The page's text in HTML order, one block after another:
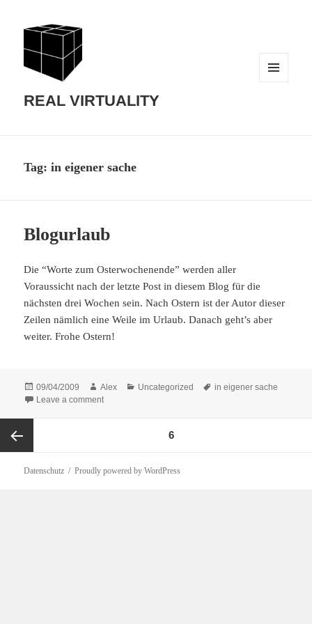
REAL VIRTUALITY
Tag:in eigener sache
Blogurlaub
Die “Worte zum Osterwochenende” werden aller
Voraussicht nach der letzte Post in diesem Blog für die
nächsten drei Wochen sein. Nach Ostern ist der Autor dieser
Zeilen nämlich eine Weile im Urlaub. Danach geht’s aber
weiter. Frohe Ostern!
Posted
on
09/04/2009 Author
Alex Categories
Uncategorized Tags
in eigener sache
Leave a commenton Blogurlaub
pagination
Previous
PAGE6
Datenschutz Proudly powered by WordPress